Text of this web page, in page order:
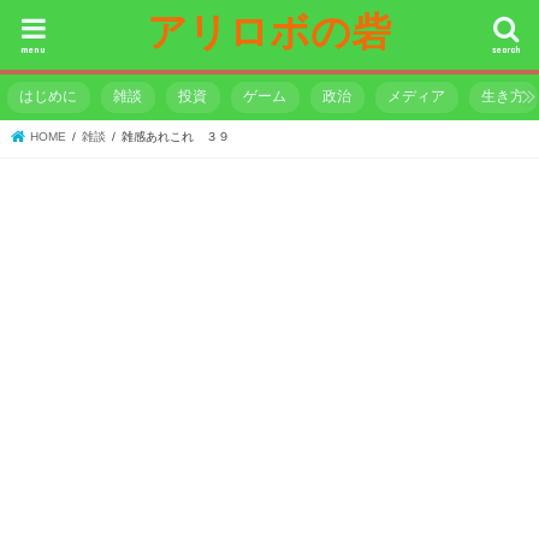
アリロボの砦 search
menu
はじめに 雑談 投資 ゲーム 政治 メディア 生き方
HOME 雑談 雑感あれこれ ３９